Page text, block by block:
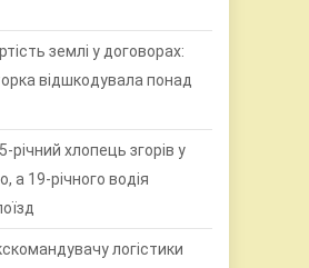
землі у договорах:
відшкодувала понад
річний хлопець згорів у
а 19-річного водія
логістики